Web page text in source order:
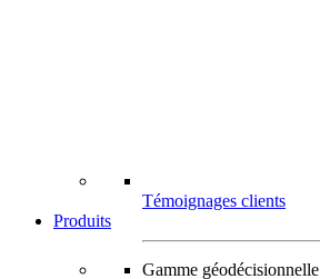
Témoignages clients
Produits
Gamme géodécisionnelle